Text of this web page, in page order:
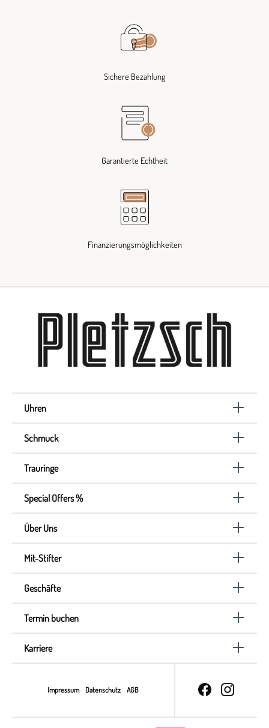
Sichere Bezahlung
Garantierte Echtheit
Finanzierungsmöglichkeiten
Uhren
Schmuck
Trauringe
Special Offers %
Über Uns
Mit-Stifter
Geschäfte
Termin buchen
Karriere
Impressum Datenschutz AGB